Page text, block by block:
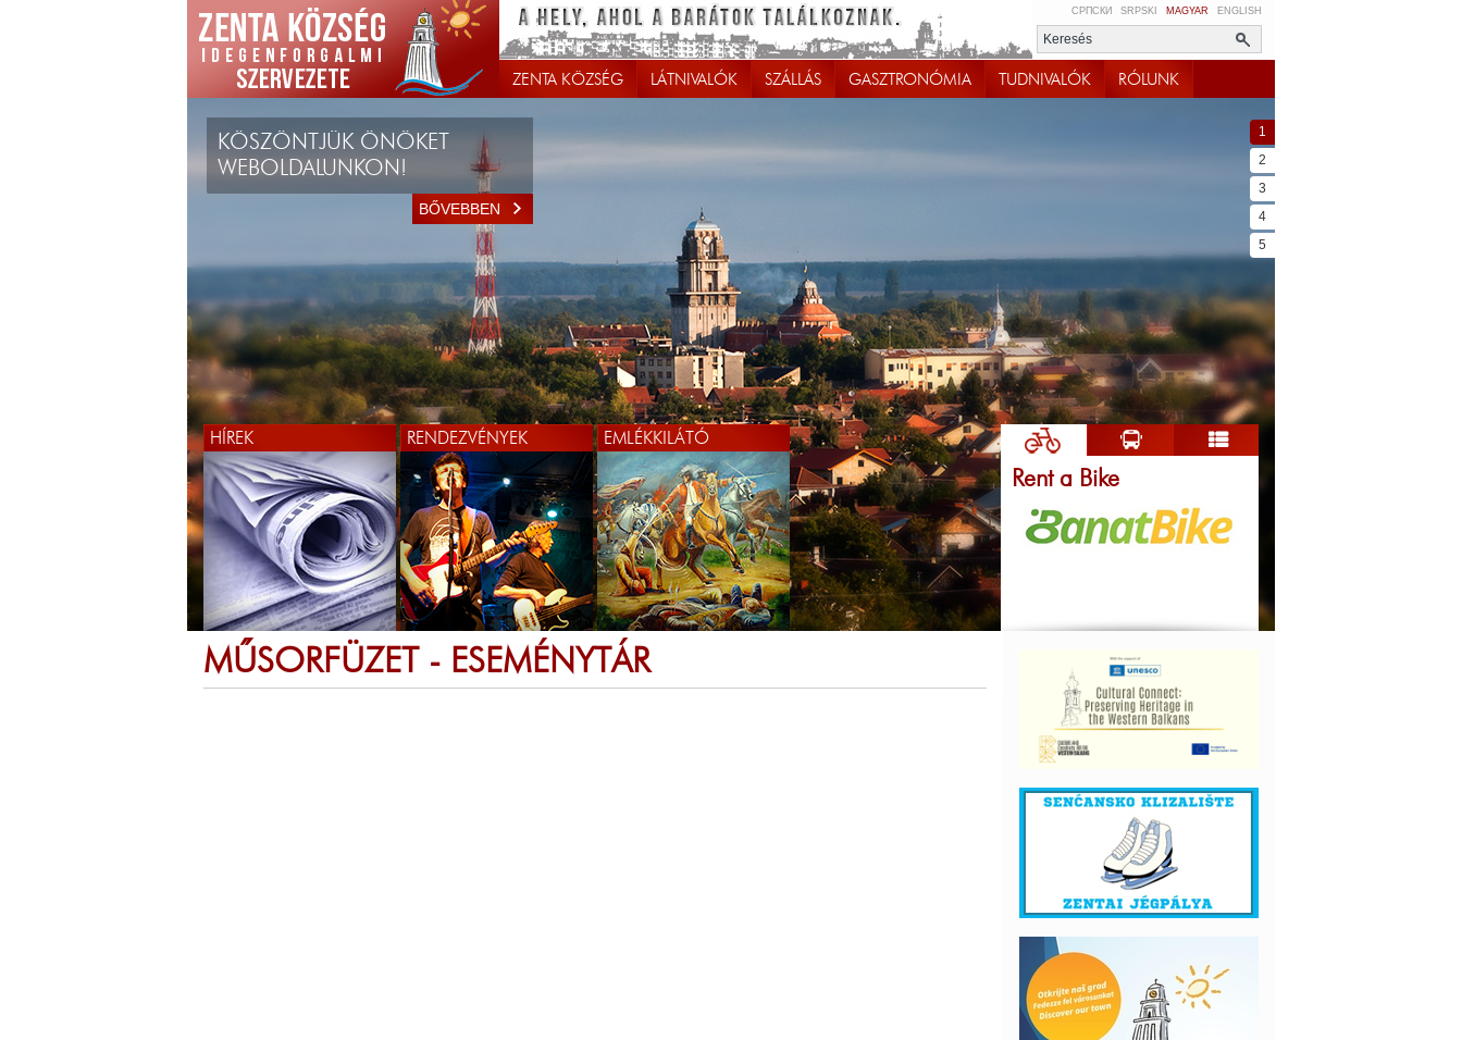
СРПСКИ SRPSKI MAGYAR ENGLISH
ZENTA KÖZSÉG LÁTNIVALÓK SZÁLLÁS GASZTRONÓMIA TUDNIVALÓK RÓLUNK
KÖSZÖNTJÜK ÖNÖKET
WEBOLDALUNKON!
BŐVEBBEN
1
2
3
4
5
HÍREK RENDEZVÉNYEK EMLÉKKILÁTÓ
Rent a Bike
MŰSORFÜZET - ESEMÉNYTÁR